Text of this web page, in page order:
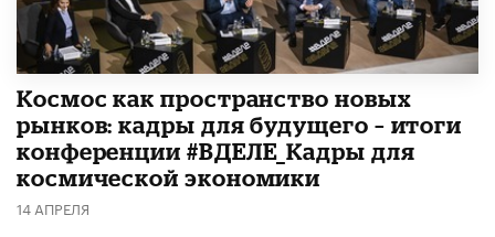
Космос как пространство новых
рынков: кадры для будущего – итоги
конференции #ВДЕЛЕ_Кадры для
космической экономики
14 АПРЕЛЯ